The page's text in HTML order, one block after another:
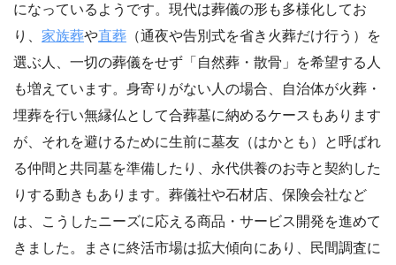
になっているようです。現代は葬儀の形も多様化してお
り、 家族葬や直葬 （通夜や告別式を省き火葬だけ行う）を
選ぶ人、一切の葬儀をせず「自然葬・散骨」を希望する人
も増えています。身寄りがない人の場合、自治体が火葬・
埋葬を行い無縁仏として合葬墓に納めるケースもあります
が、それを避けるために生前に墓友（はかとも）と呼ばれ
る仲間と共同墓を準備したり、永代供養のお寺と契約した
りする動きもあります。葬儀社や石材店、保険会社など
は、こうしたニーズに応える商品・サービス開発を進めて
きました。まさに終活市場は拡大傾向にあり、民間調査に